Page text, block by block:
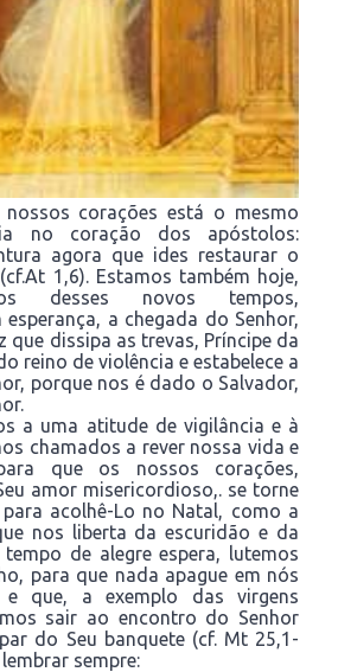
corações está o mesmo
no coração dos apóstolos:
agora que ides restaurar o
1,6). Estamos também hoje,
desses novos tempos,
a chegada do Senhor,
que dissipa as trevas, Príncipe da
reino de violência e estabelece a
porque nos é dado o Salvador,
a uma atitude de vigilância e à
chamados a rever nossa vida e
que os nossos corações,
amor misericordioso,. se torne
acolhê-Lo no Natal, como a
nos liberta da escuridão e da
de alegre espera, lutemos
para que nada apague em nós
que, a exemplo das virgens
sair ao encontro do Senhor
do Seu banquete (cf. Mt 25,1-
sempre: